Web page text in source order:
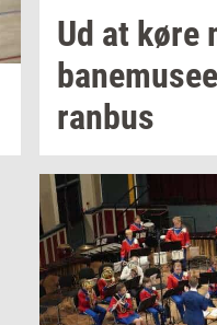
Ud at køre
ran­bus